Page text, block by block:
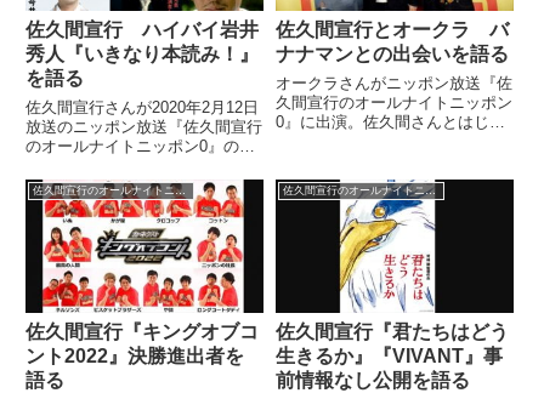
佐久間宣行 ハイバイ岩井
秀人『いきなり本読み！』
を語る
佐久間宣行さんが2020年2月12日
放送のニッポン放送『佐久間宣行
のオールナイトニッポン0』の中
ント『いきなり本読み！』を紹介
していました。で、もう1個。
先々週に見たものの中でハイバイ
の岩井秀人さんっていう素晴...
佐久間宣行とオークラ バ
ナナマンとの出会いを語る
オークラさんがニッポン放送『佐
久間宣行のオールナイトニッポン
0』に出演。佐久間さんとはじめ
（佐久間宣行）続いてはこんなテ
ーマでお送りします。東京お笑い
第5世代・青春時代。オークラ
佐久間宣行のオールナイトニッポン0
佐久間宣行『キングオブコ
ント2022』決勝進出者を
語る
佐久間宣行のオールナイトニッポン0
佐久間宣行『君たちはどう
生きるか』『VIVANT』事
前情報なし公開を語る